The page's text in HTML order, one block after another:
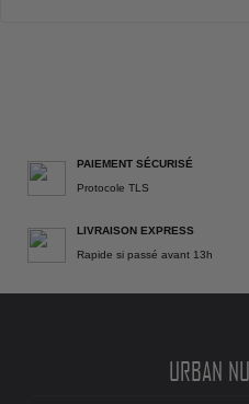
PAIEMENT SÉCURISÉ
Protocole TLS
LIVRAISON EXPRESS
Rapide si passé avant 13h
URBAN